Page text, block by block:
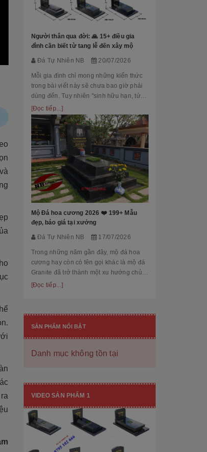
Mẫu] Biển Hiệu Đá Khối Đẹp
Tự Nhiên NB
hiệu đá khối đang ngày càng được
công ty, khu đô thị mới, resort cao
chọn nhờ vẻ đẹp sang trọng, bề
độ bền vượt trội. Không chỉ là
Người thân qua đời: 🙏 15+ điều gia
đình cần biết từ tang lễ đến xây mộ
Đá Tự Nhiên NB 20/07/2026
Mỗi gia đình chỉ mong những kiến thức
trong bài viết này sẽ chưa bao giờ phải
dùng đến. Tuy nhiên "sinh hữu hạn, tử
bất kỳ" việc chuẩn bị đầy đủ kiến thức về
các thủ tục, nghi lễ và xây dựng mộ
phầ...
[Đọc tiếp...]
Mộ Đá hoa cương 2026 ❤️ 199+ Mẫu
đẹp, báo giá tại xưởng
Đá Tự Nhiên NB 17/07/2026
Trong những năm gần đây, mộ đá hoa
cương hay còn có tên gọi khác là mộ đá
Granite đã trở thành một xu hướng chủ
đạo trong thiết kế thi công mộ đá tự
[Đọc tiếp...]
SẢN PHẨM NỔI BẬT
Danh mục không tồn tại
VIDEO SẢN PHẨM 1